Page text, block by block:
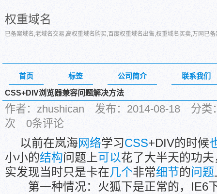
权重域名
已备案域名,老域名交易,高权重域名购买,百度权重域名出售,权重域名买卖,万网已
首页 标签 公司简介 联系我们
CSS+DIV浏览器兼容问题解决方法
作者：zhushican 发布：2014-08-18 分
次 0条评论
以前在岚海网络学习CSS+DIV的时候
小小的结构问题上可以花了大半天的功
实发现当时只是卡在几个非常细节的问题
第一种情况：火狐下是正常的，IE6